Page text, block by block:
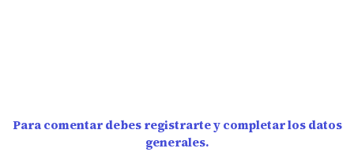
Para comentar debes registrarte y completar los datos
generales.